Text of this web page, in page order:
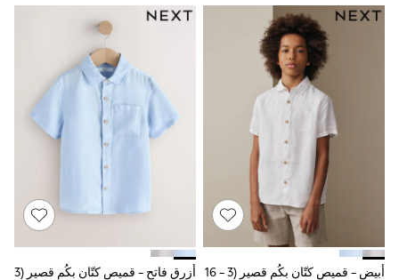
Sun Hats & Caps
Sunglasses
Baby Holiday Shop
Baby Summer Nightwear
Occasionwear
Dresses
Sets & Outfits
Rompers
Sandals
Swimwear
Sun Hats & Caps
Mens' Holiday Shop
Occasionwear
Shirts
Linen Collection
Polo Shirts
أبيض - قميص كتّان بكُم قصير (3 - 16
أزرق فاتح - قميص كتّان بكُم قصير (3